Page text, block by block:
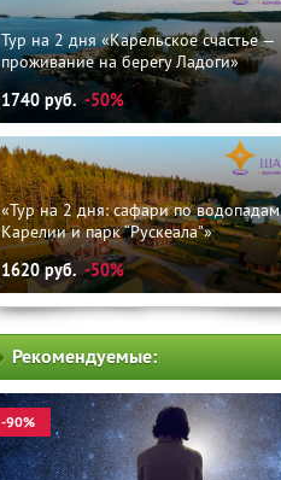
Тур на 2 дня «Карельское счастье —
проживание на берегу Ладоги»
1740 руб. -50%
«Тур на 2 дня: сафари по водопадам
Карелии и парк “Рускеала"»
1620руб. -50%
Рекомендуемые:
-90%